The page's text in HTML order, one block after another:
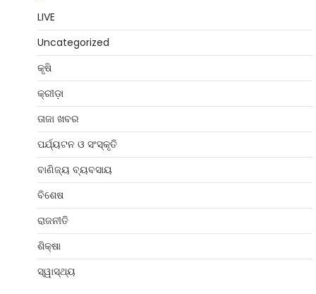
LIVE
Uncategorized
କୃଷି
କ୍ରୀଡ଼ା
ତାଜା ଖବର
ପର୍ଯ୍ୟଟନ ଓ ସଂସ୍କୃତି
ବାଣିଜ୍ୟ ବ୍ୟବସାୟ
ବିଶେଷ
ରାଜନୀତି
ଶିକ୍ଷା
ସ୍ୱାସ୍ଥ୍ୟ